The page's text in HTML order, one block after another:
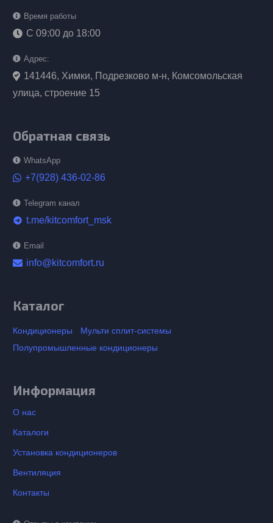
Время работы
С 09:00 до 18:00
Адрес:
141446, Химки, Подрезково м-н, Комсомольская
улица, строение 15
Обратная связь
WhatsApp
+7(928) 436-02-86
Telegram канал
telegram t.me/kitcomfort_msk
Email
info@kitcomfort.ru
Каталог
Кондиционеры
Мульти сплит-системы
Полупромышленные кондиционеры
Информация
О нас
Каталоги
Установка кондиционеров
Вентиляция
Контакты